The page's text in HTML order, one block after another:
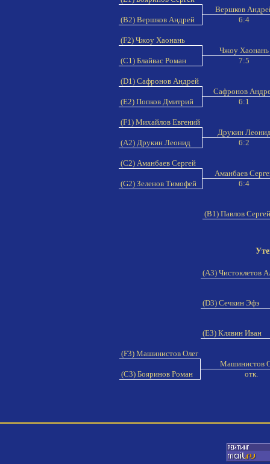
Вершков
(B2) Вершков Андрей
6:4
(F2) Чжоу Хаонань
Чжоу Хаонань
(C1) Блайвас Роман
7:5
(D1) Сафронов Андрей
Сафронов
(E2) Попков Дмитрий
6:1
(F1) Михайлов Евгений
Друкин
(A2) Друкин Леонид
6:2
(C2) Аманбаев Сергей
Аманбаев
(G2) Зеленов Тимофей
6:4
(B1) Павлов
(A3) Чистоклетов
(D3) Сечкин Эфэ
(E3) Клявин Иван
(F3) Машинистов Олег
Машинистов
(C3) Бояринов Роман
отк.